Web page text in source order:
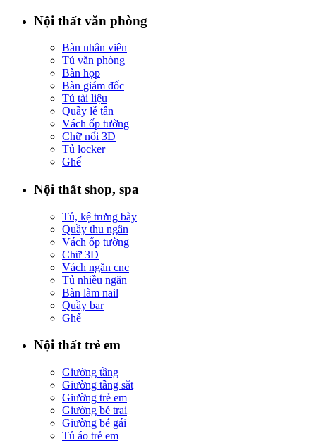
Nội thất văn phòng
Bàn nhân viên
Tủ văn phòng
Bàn họp
Bàn giám đốc
Tủ tài liệu
Quầy lễ tân
Vách ốp tường
Chữ nổi 3D
Tủ locker
Ghế
Nội thất shop, spa
Tủ, kệ trưng bày
Quầy thu ngân
Vách ốp tường
Chữ 3D
Vách ngăn cnc
Tủ nhiều ngăn
Bàn làm nail
Quầy bar
Ghế
Nội thất trẻ em
Giường tầng
Giường tầng sắt
Giường trẻ em
Giường bé trai
Giường bé gái
Tủ áo trẻ em